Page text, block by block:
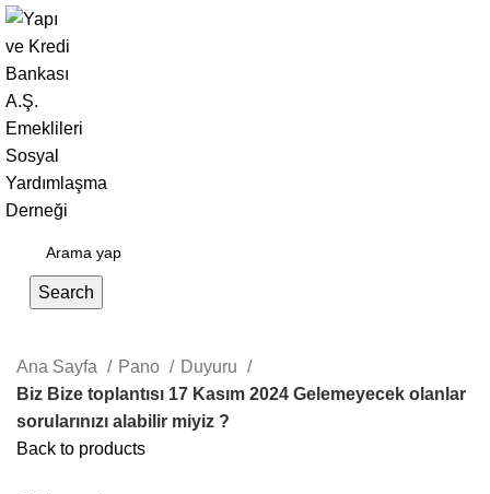
Search
Ana Sayfa Pano
Duyuru
Biz Bize toplantısı 17 Kasım 2024 Gelemeyecek olanlar
sorularınızı alabilir miyiz ?
Back to products